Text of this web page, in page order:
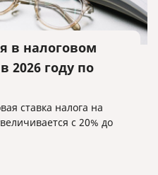
в налоговом
2026 году по
ставка налога на
с 20% до